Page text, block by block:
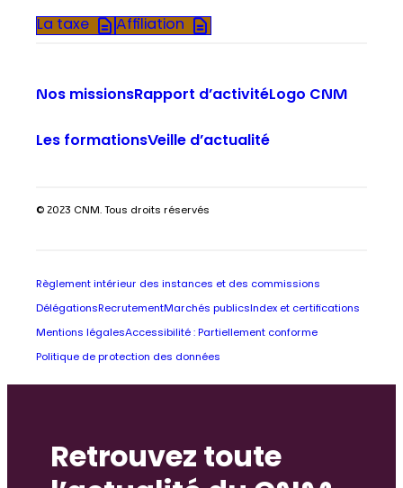
La taxe Affiliation
Nos missionsRapport d’activitéLogo CNM
Les formationsVeille d’actualité
© 2023 CNM. Tous droits réservés
Règlement intérieur des instances et des commissions
Délégations RecrutementMarchés publics Index et certifications
Mentions légalesAccessibilité : Partiellement conforme
Politique de protection des données
Retrouvez toute